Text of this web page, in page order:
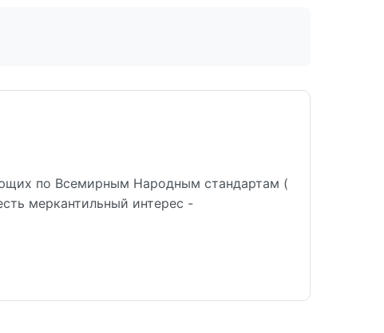
по Всемирным Народным стандартам (
меркантильный интерес -